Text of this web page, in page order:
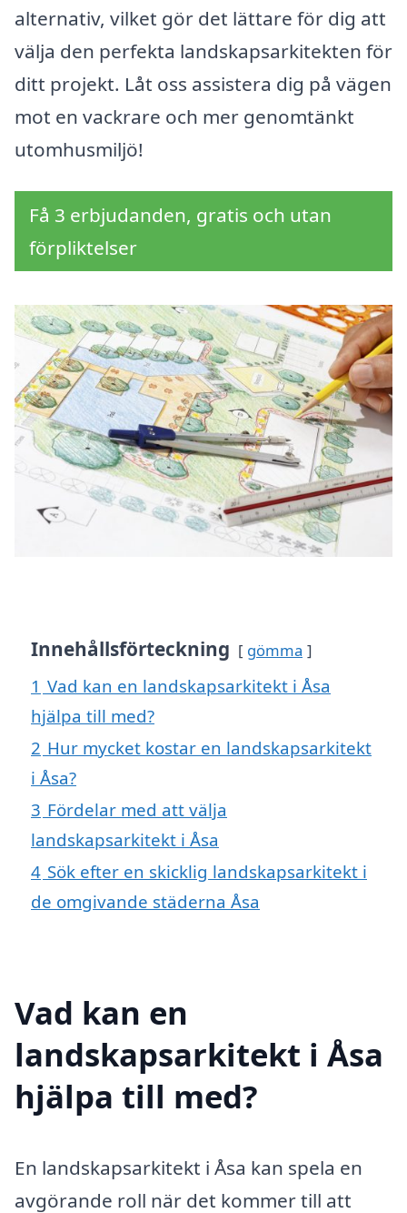
alternativ, vilket gör det lättare för dig att
välja den perfekta landskapsarkitekten för
ditt projekt. Låt oss assistera dig på vägen
mot en vackrare och mer genomtänkt
utomhusmiljö!
Få 3 erbjudanden, gratis och utan
förpliktelser
Innehållsförteckning gömma
1 Vad kan en landskapsarkitekt i Åsa
hjälpa till med?
2 Hur mycket kostar en landskapsarkitekt
i Åsa?
3 Fördelar med att välja
landskapsarkitekt i Åsa
4 Sök efter en skicklig landskapsarkitekt i
de omgivande städerna Åsa
Vad kan en
landskapsarkitekt i Åsa
hjälpa till med?
En landskapsarkitekt i Åsa kan spela en
avgörande roll när det kommer till att